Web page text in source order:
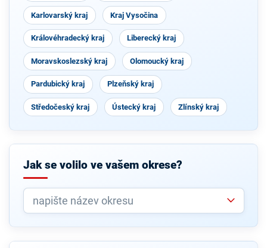
Karlovarský kraj Kraj Vysočina
Královéhradecký kraj Liberecký kraj
Moravskoslezský kraj Olomoucký kraj
Pardubický kraj Plzeňský kraj
Středočeský kraj Ústecký kraj Zlínský kraj
Jak se volilo ve vašem okrese?